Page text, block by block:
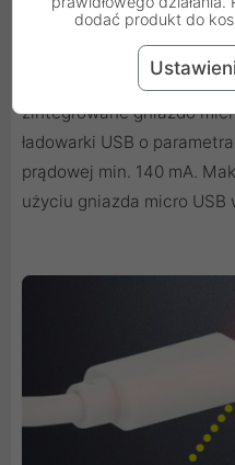
wysokich parametrów
Ładowanie akumulatora
zintegrowane gniazdo
ładowarki USB o
prądowej min. 140 mA.
użyciu gniazda micro USB
dodać produkt do